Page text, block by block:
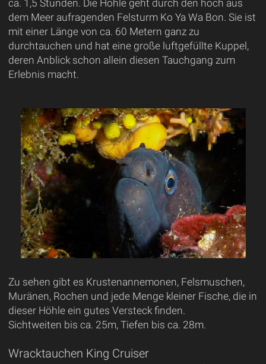
ca. 1,5 Stunden. Die Höhle geht durch den hoch aus
dem Meer aufragenden Felsturm Ko Ya Wa Bon. Sie ist
mit einer Länge von ca. 60 Metern ganz zu
durchtauchen und hat eine große luftgefüllte Kuppel,
deren Anblick schon allein diesen Tauchgang zum
Erlebnis macht.
Zu sehen gibt es Krustenannemonen, Felsmuschen,
Muränen, Rochen und jede Menge kleiner Fische, die in
dieser Höhle ein gutes Versteck finden.
Sichtweiten bis ca. 25m, Tiefen bis ca. 28m.
Wracktauchen King Cruiser